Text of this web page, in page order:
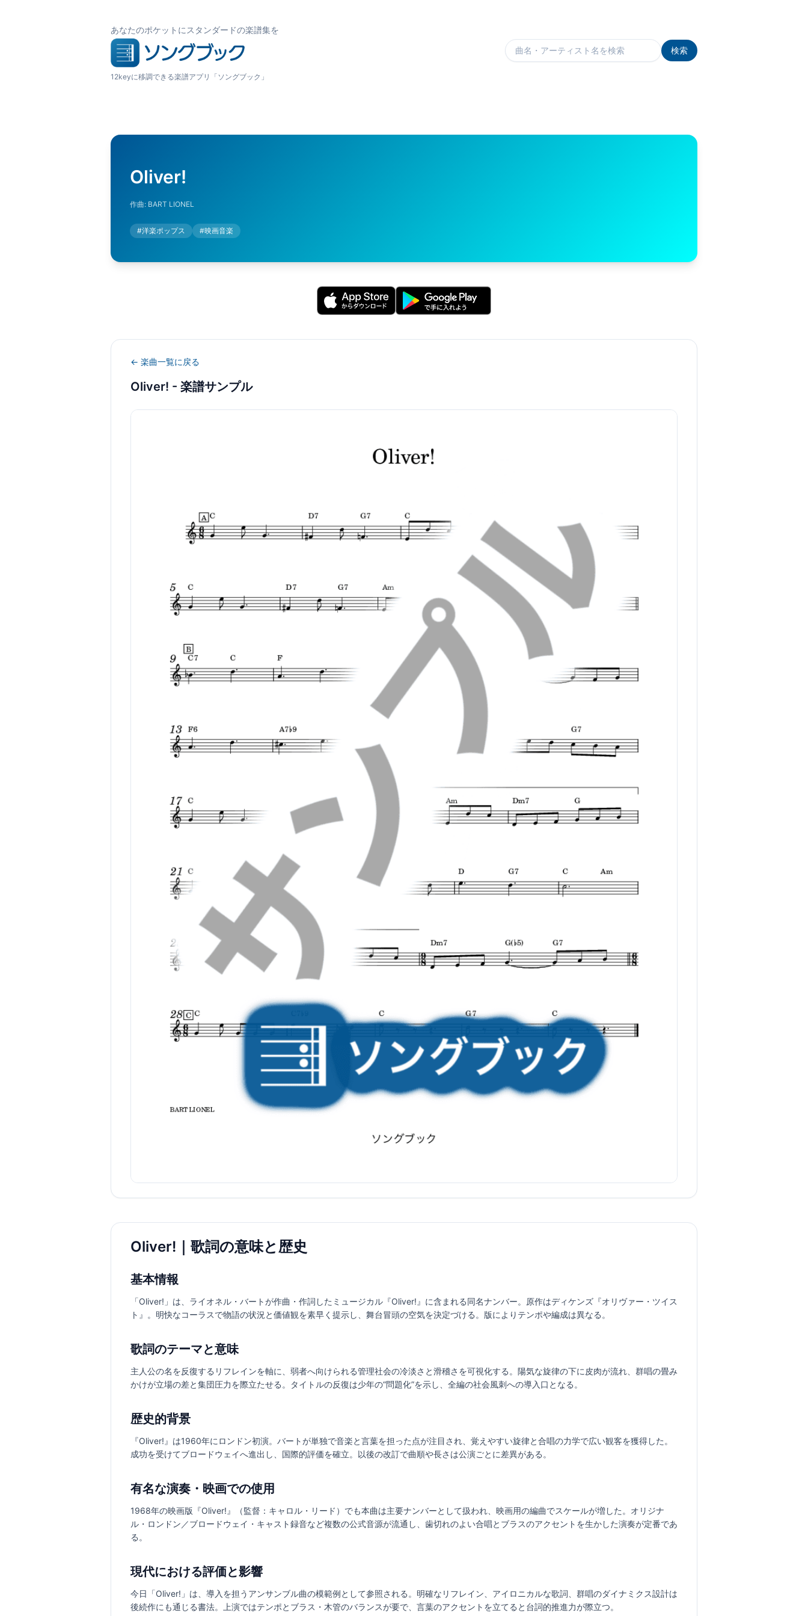
あなたのポケットにスタンダードの楽譜集を
12keyに移調できる楽譜アプリ「ソングブック」
楽曲を検索
検索
Oliver!
作曲: BART LIONEL
#洋楽ポップス #映画音楽
← 楽曲一覧に戻る
Oliver! - 楽譜サンプル
Oliver!｜歌詞の意味と歴史
基本情報
「Oliver!」は、ライオネル・バートが作曲・作詞したミュージカル『Oliver!』に含まれる同名ナンバー。原作はディケンズ『オリヴァー・ツイス
ト』。明快なコーラスで物語の状況と価値観を素早く提示し、舞台冒頭の空気を決定づける。版によりテンポや編成は異なる。
歌詞のテーマと意味
主人公の名を反復するリフレインを軸に、弱者へ向けられる管理社会の冷淡さと滑稽さを可視化する。陽気な旋律の下に皮肉が流れ、群唱の畳み
かけが立場の差と集団圧力を際立たせる。タイトルの反復は少年の“問題化”を示し、全編の社会風刺への導入口となる。
歴史的背景
『Oliver!』は1960年にロンドン初演。バートが単独で音楽と言葉を担った点が注目され、覚えやすい旋律と合唱の力学で広い観客を獲得した。
成功を受けてブロードウェイへ進出し、国際的評価を確立。以後の改訂で曲順や長さは公演ごとに差異がある。
有名な演奏・映画での使用
1968年の映画版『Oliver!』（監督：キャロル・リード）でも本曲は主要ナンバーとして扱われ、映画用の編曲でスケールが増した。オリジナ
ル・ロンドン／ブロードウェイ・キャスト録音など複数の公式音源が流通し、歯切れのよい合唱とブラスのアクセントを生かした演奏が定番であ
る。
現代における評価と影響
今日「Oliver!」は、導入を担うアンサンブル曲の模範例として参照される。明確なリフレイン、アイロニカルな歌詞、群唱のダイナミクス設計は
後続作にも通じる書法。上演ではテンポとブラス・木管のバランスが要で、言葉のアクセントを立てると台詞的推進力が際立つ。